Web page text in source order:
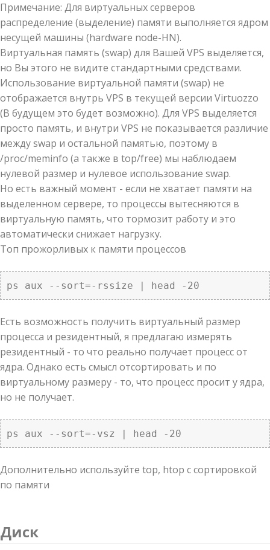
Примечание: Для виртуальных серверов
распределение (выделение) памяти выполняется ядром
несущей машины (hardware node-HN).
Виртуальная память (swap) для Вашей VPS выделяется,
но Вы этого не видите стандартными средствами.
Использование виртуальной памяти (swap) не
отображается внутрь VPS в текущей версии Virtuozzo
(В будущем это будет возможно). Для VPS выделяется
просто память, и внутри VPS не показывается различие
между swap и остальной памятью, поэтому в
/proc/meminfo (а также в top/free) мы наблюдаем
нулевой размер и нулевое использование swap.
Но есть важный момент - если не хватает памяти на
выделенном сервере, то процессы вытесняются в
виртуальную память, что тормозит работу и это
автоматически снижает нагрузку.
Топ прожорливых к памяти процессов
ps aux --sort=-rssize | head -20
Есть возможность получить виртуальный размер
процесса и резидентный, я предлагаю измерять
резидентный - то что реально получает процесс от
ядра. Однако есть смысл отсортировать и по
виртуальному размеру - то, что процесс просит у ядра,
но не получает.
ps aux --sort=-vsz | head -20
Дополнительно используйте top, htop с сортировкой
по памяти
Диск